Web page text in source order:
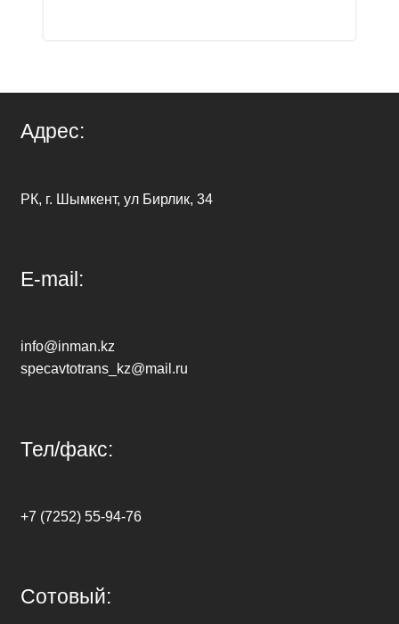
Адрес:
РК, г. Шымкент, ул Бирлик, 34
E-mail:
info@inman.kz
specavtotrans_kz@mail.ru
Тел/факс:
+7 (7252) 55-94-76
Сотовый: